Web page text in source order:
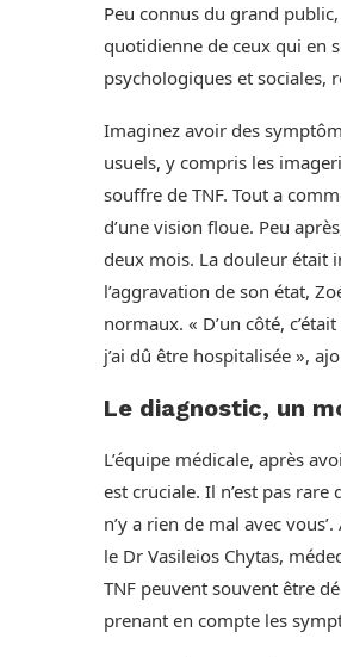
Peu connus du grand
quotidienne de ceux qui en
psychologiques et sociales,
Imaginez avoir des
usuels, y compris les
souffre de TNF. Tout a
d’une vision floue. Peu
deux mois. La douleur était
l’aggravation de son état,
normaux. « D’un côté,
j’ai dû être hospitalisée »,
Le diagnostic, un
L’équipe médicale, après
est cruciale. Il n’est pas rare
n’y a rien de mal avec
le Dr Vasileios Chytas,
TNF peuvent souvent être
prenant en compte les